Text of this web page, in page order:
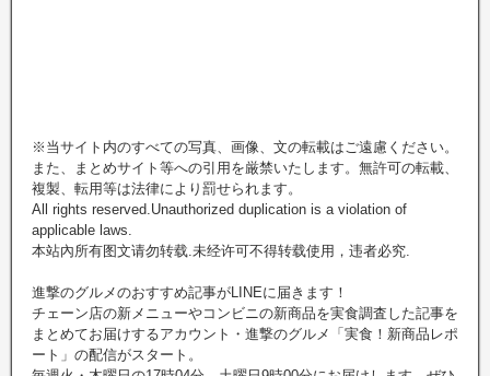
※当サイト内のすべての写真、画像、文の転載はご遠慮ください。
また、まとめサイト等への引用を厳禁いたします。無許可の転載、
複製、転用等は法律により罰せられます。
All rights reserved.Unauthorized duplication is a violation of
applicable laws.
本站內所有图文请勿转载.未经许可不得转载使用，违者必究.
進撃のグルメのおすすめ記事がLINEに届きます！
チェーン店の新メニューやコンビニの新商品を実食調査した記事を
まとめてお届けするアカウント・進撃のグルメ「実食！新商品レポ
ート」の配信がスタート。